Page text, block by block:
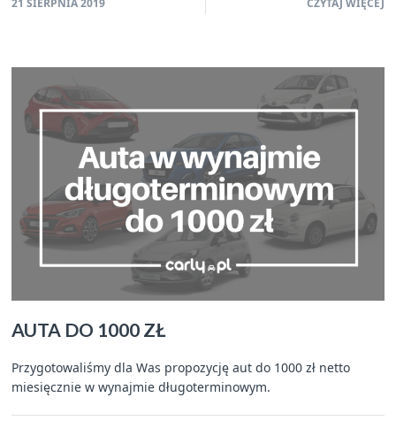
21 SIERPNIA 2019 CZYTAJ WIĘCEJ
AUTA DO 1000 ZŁ
Przygotowaliśmy dla Was propozycję aut do 1000 zł netto
miesięcznie w wynajmie długoterminowym.